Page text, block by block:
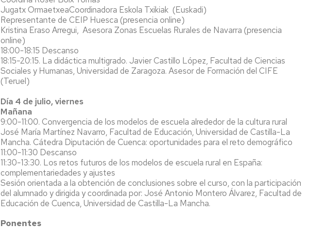
Jugatx OrmaetxeaCoordinadora Eskola Txikiak (Euskadi)
Representante de CEIP Huesca (presencia online)
Kristina Eraso Arregui, Asesora Zonas Escuelas Rurales de Navarra (presencia
online)
18:00-18:15 Descanso
18:15-20:15. La didáctica multigrado. Javier Castillo López, Facultad de Ciencias
Sociales y Humanas, Universidad de Zaragoza. Asesor de Formación del CIFE
(Teruel)
Día 4 de julio, viernes
Mañana
9:00-11:00. Convergencia de los modelos de escuela alrededor de la cultura rural
José María Martínez Navarro, Facultad de Educación, Universidad de Castilla-La
Mancha. Cátedra Diputación de Cuenca: oportunidades para el reto demográfico
11:00-11:30 Descanso
11:30-13:30. Los retos futuros de los modelos de escuela rural en España:
complementariedades y ajustes
Sesión orientada a la obtención de conclusiones sobre el curso, con la participación
del alumnado y dirigida y coordinada por: José Antonio Montero Álvarez, Facultad de
Educación de Cuenca, Universidad de Castilla-La Mancha.
Ponentes